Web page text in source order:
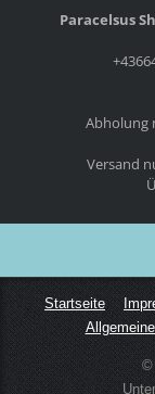
Paracelsus
Abholung
Versand
Startseite
©